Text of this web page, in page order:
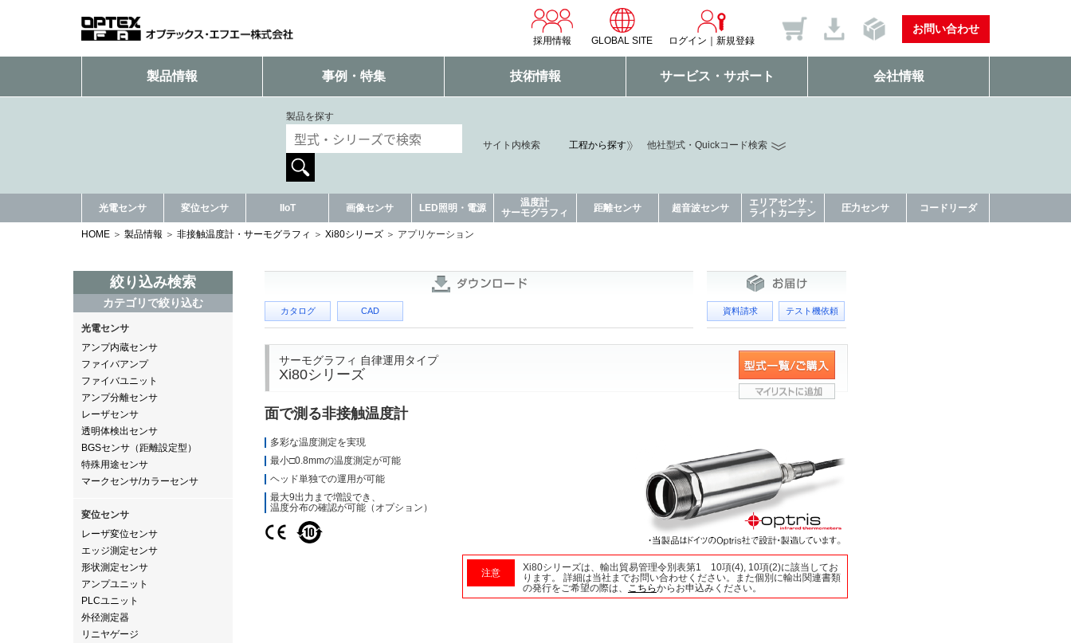
採用情報 GLOBAL SITE ログイン 新規登録
お問い合わせ
製品情報 事例・特集 技術情報 サービス・サポート 会社情報
製品を探す
サイト内検索 工程から探す 他社型式・Quickコード検索
光電センサ 変位センサ IIoT 画像センサ LED照明・電源
温度計
サーモグラフィ
距離センサ 超音波センサ
エリアセンサ・
ライトカーテン
圧力センサ コードリーダ
HOME 製品情報 非接触温度計・サーモグラフィ Xi80シリーズ アプリケーション
絞り込み検索
カテゴリで絞り込む
光電センサ
アンプ内蔵センサ
ファイバアンプ
ファイバユニット
アンプ分離センサ
レーザセンサ
透明体検出センサ
BGSセンサ（距離設定型）
特殊用途センサ
マークセンサ/カラーセンサ
変位センサ
レーザ変位センサ
エッジ測定センサ
形状測定センサ
アンプユニット
PLCユニット
外径測定器
リニヤゲージ
カタログ CAD 資料請求 テスト機依頼
サーモグラフィ 自律運用タイプ
Xi80シリーズ
面で測る非接触温度計
多彩な温度測定を実現
最小□0.8mmの温度測定が可能
ヘッド単独での運用が可能
最大9出力まで増設でき、
温度分布の確認が可能（オプション）
注意
Xi80シリーズは、輸出貿易管理令別表第1 10項(4), 10項(2)に該当してお
ります。 詳細は当社までお問い合わせください。また個別に輸出関連書類
の発行をご希望の際は、 こちらからお申込みください。